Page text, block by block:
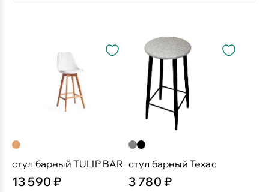
стул барный TULIP BAR
13 590 ₽
стул барный Техас
3 780 ₽